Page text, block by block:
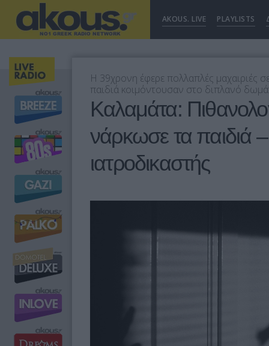
AKOUS. LIVE PLAYLISTS
Η 39χρονη έφερε πολλαπλές μαχαιριές
παιδιά κοιμόντουσαν στο διπλανό
Καλαμάτα:
νάρκωσε τα παιδιά
ιατροδικαστής